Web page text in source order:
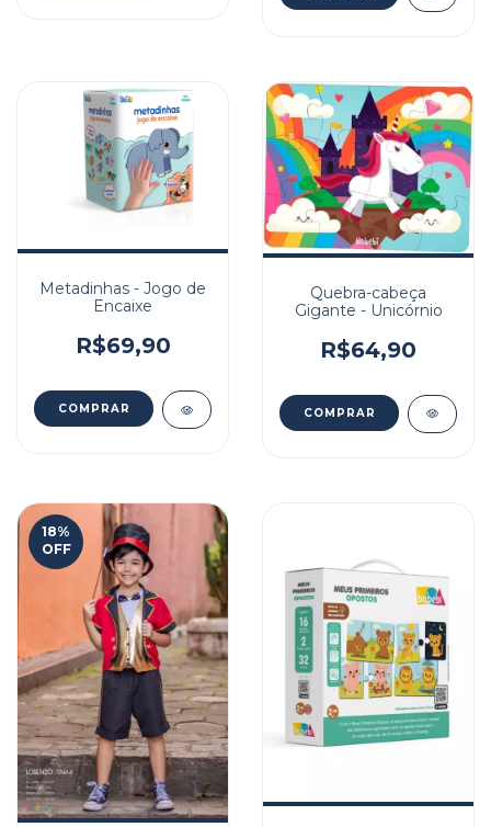
Metadinhas - Jogo de
Encaixe
R$69,90
Quebra-cabeça
Gigante - Unicórnio
R$64,90
18%
OFF